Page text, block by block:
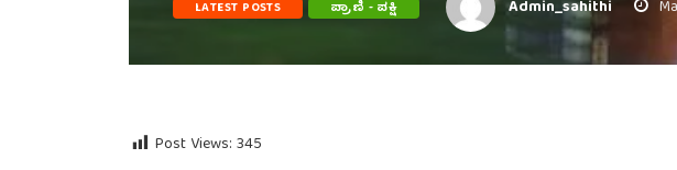
LATEST POSTS ಪ್ರಾಣಿ - ಪಕ್ಷಿ Admin_sahithi
Post Views: 345